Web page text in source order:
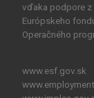
vďaka podpore z
Európskeho
Operačného
www.esf.gov.sk